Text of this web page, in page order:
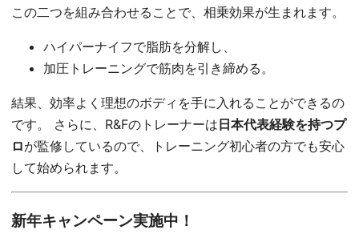
この二つを組み合わせることで、相乗効果が生まれます。
ハイパーナイフで脂肪を分解し、
加圧トレーニングで筋肉を引き締める。
結果、効率よく理想のボディを手に入れることができるの
です。 さらに、R&Fのトレーナーは 日本代表経験を持つプ
ロが監修しているので、トレーニング初心者の方でも安心
して始められます。
新年キャンペーン実施中！